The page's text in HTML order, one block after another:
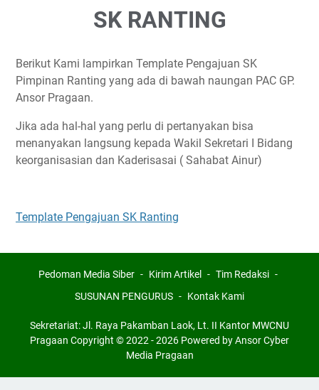
SK RANTING
Berikut Kami lampirkan Template Pengajuan SK
Pimpinan Ranting yang ada di bawah naungan PAC GP.
Ansor Pragaan.
Jika ada hal-hal yang perlu di pertanyakan bisa
menanyakan langsung kepada Wakil Sekretari I Bidang
keorganisasian dan Kaderisasai ( Sahabat Ainur)
Template Pengajuan SK Ranting
Pedoman Media Siber Kirim Artikel
Tim Redaksi
SUSUNAN PENGURUS
Kontak Kami
Sekretariat: Jl. Raya Pakamban Laok, Lt. II Kantor MWCNU
Pragaan Copyright © 2022 - 2026 Powered by Ansor Cyber
Media Pragaan